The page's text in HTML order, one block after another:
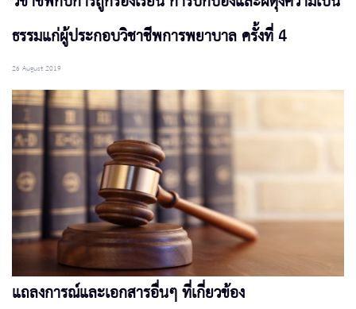
ธรรมแก่ผู้ประกอบวิชาชีพการพยาบาล ครั้งที่ 4
26 August 2019
แถลงการณ์และเอกสารอื่นๆ ที่เกี่ยวข้อง